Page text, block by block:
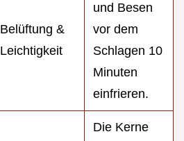
Belüftung &
Leichtigkeit
und Besen
vor dem
Schlagen 10
Minuten
einfrieren.
Die Kerne